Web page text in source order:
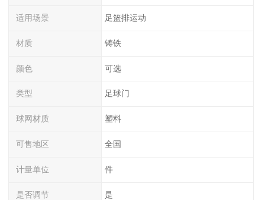
适用场景 足篮排运动
材质 铸铁
颜色 可选
类型 足球门
球网材质 塑料
可售地区 全国
计量单位 件
是否调节 是